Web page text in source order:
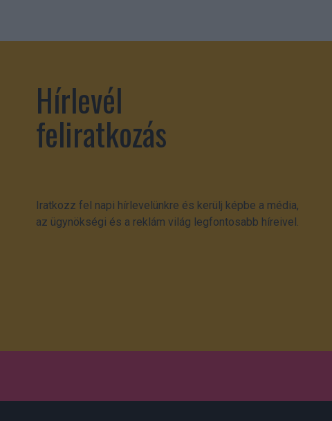
Hírlevél
feliratkozás
Iratkozz fel napi hírlevelünkre és kerülj képbe a média,
az ügynökségi és a reklám világ legfontosabb híreivel.